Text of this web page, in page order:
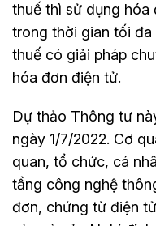
thuế thì sử dụng hóa
trong thời gian tối đa
thuế có giải pháp
hóa đơn điện tử.
Dự thảo Thông tư
ngày 1/7/2022. Cơ
quan, tổ chức, cá
tầng công nghệ
đơn, chứng từ điện